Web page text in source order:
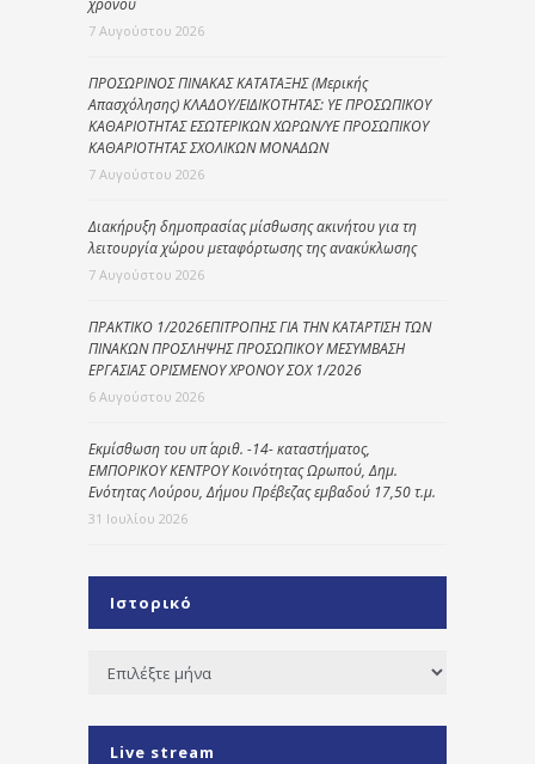
7 Αυγούστου 2026
ΠΡΟΣΩΡΙΝΟΣ ΠΙΝΑΚΑΣ ΚΑΤΑΤΑΞΗΣ (Μερικής
Απασχόλησης) ΚΛΑΔΟΥ/ΕΙΔΙΚΟΤΗΤΑΣ: ΥΕ ΠΡΟΣΩΠΙΚΟΥ
ΚΑΘΑΡΙΟΤΗΤΑΣ ΕΣΩΤΕΡΙΚΩΝ ΧΩΡΩΝ/ΥΕ ΠΡΟΣΩΠΙΚΟΥ
ΚΑΘΑΡΙΟΤΗΤΑΣ ΣΧΟΛΙΚΩΝ ΜΟΝΑΔΩΝ
7 Αυγούστου 2026
Διακήρυξη δημοπρασίας μίσθωσης ακινήτου για τη
λειτουργία χώρου μεταφόρτωσης της ανακύκλωσης
7 Αυγούστου 2026
ΠΡΑΚΤΙΚΟ 1/2026ΕΠΙΤΡΟΠΗΣ ΓΙΑ ΤΗΝ ΚΑΤΑΡΤΙΣΗ ΤΩΝ
ΠΙΝΑΚΩΝ ΠΡΟΣΛΗΨΗΣ ΠΡΟΣΩΠΙΚΟΥ ΜΕΣΥΜΒΑΣΗ
ΕΡΓΑΣΙΑΣ ΟΡΙΣΜΕΝΟΥ ΧΡΟΝΟΥ ΣΟΧ 1/2026
6 Αυγούστου 2026
Εκμίσθωση του υπ΄ αριθ. -14- καταστήματος,
ΕΜΠΟΡΙΚΟΥ ΚΕΝΤΡΟΥ Κοινότητας Ωρωπού, Δημ.
Ενότητας Λούρου, Δήμου Πρέβεζας εμβαδού 17,50 τ.μ.
31 Ιουλίου 2026
Ιστορικό
Ιστορικό
Live stream